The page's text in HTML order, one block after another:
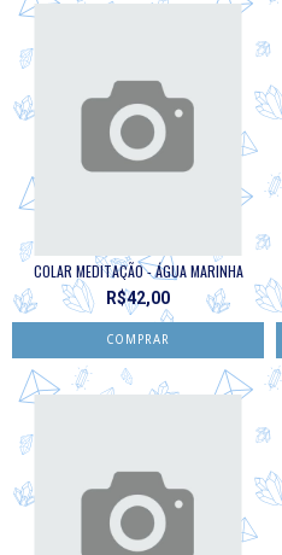
COLAR MEDITAÇÃO - ÁGUA MARINHA
R$42,00